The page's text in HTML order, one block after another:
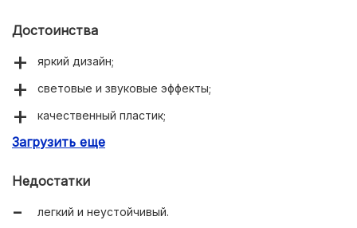
Достоинства
яркий дизайн;
световые и звуковые эффекты;
качественный пластик;
отличная детализация предметов интерьера;
Загрузить еще
Недостатки
легкий и неустойчивый.